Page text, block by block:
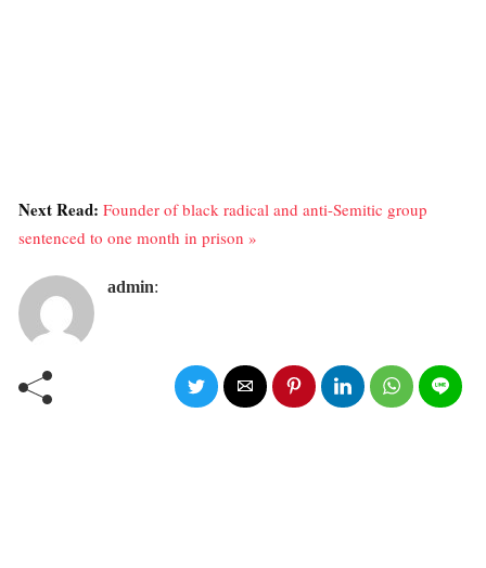
Next Read: Founder of black radical and anti-Semitic group
sentenced to one month in prison »
admin: